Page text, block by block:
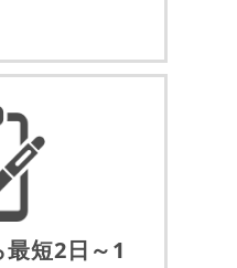
短2日～1